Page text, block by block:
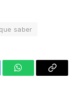
saber
WhatsAppCopy